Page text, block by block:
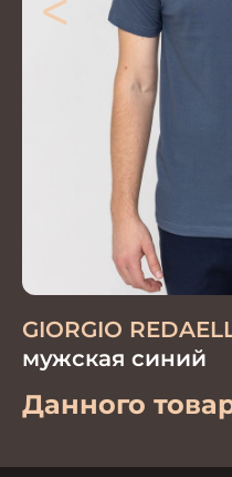
GIORGIO
мужская синий
Данного